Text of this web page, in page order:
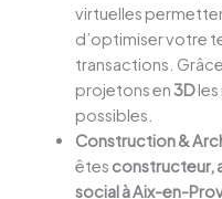
virtuelles
d’optimiser votre
transactions.
projetons en3Dles
possibles.
Construction &
êtes constructeur,
social à Aix-en-